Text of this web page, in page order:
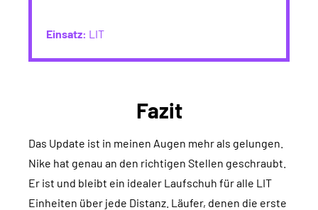
Einsatz: LIT
Fazit
Das Update ist in meinen Augen mehr als gelungen.
Nike hat genau an den richtigen Stellen geschraubt.
Er ist und bleibt ein idealer Laufschuh für alle LIT
Einheiten über jede Distanz. Läufer, denen die erste